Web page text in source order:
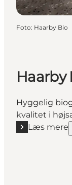
Foto: Haarby Bio
Haarby
Hyggelig
kvalitet i
Læs mere
Læs mere